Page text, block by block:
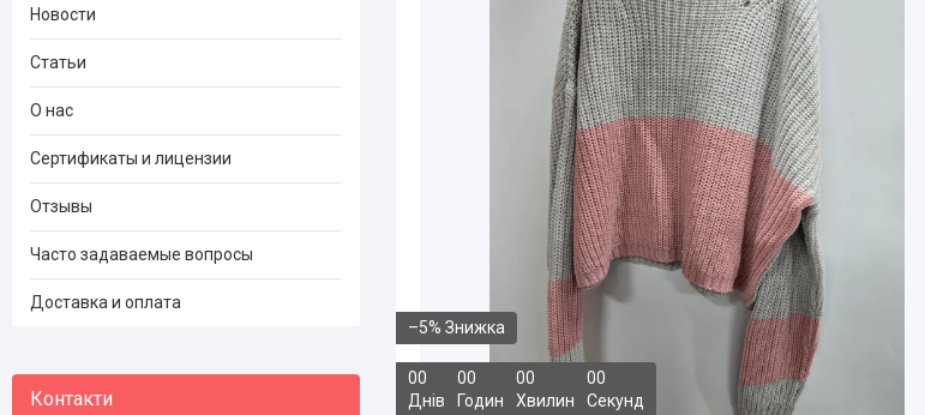
–5%
00
Днів
00
Годин
00
Хвилин
00
Секунд
Новости
Статьи
О нас
Сертификаты и лицензии
Отзывы
Часто задаваемые вопросы
Доставка и оплата